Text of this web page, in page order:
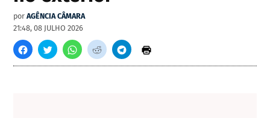
por AGÊNCIA CÂMARA
21:48, 08 JULHO 2026